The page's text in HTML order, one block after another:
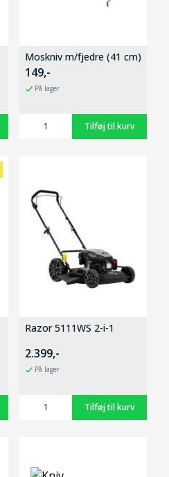
Moskniv m/fjedre (41 cm)
149,-
På lager
Razor 5111WS 2-i-1
2.399,-
På lager